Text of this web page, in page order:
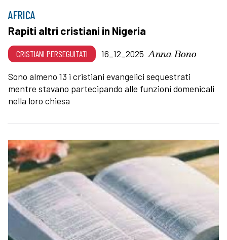
AFRICA
Rapiti altri cristiani in Nigeria
CRISTIANI PERSEGUITATI 16_12_2025 Anna Bono
Sono almeno 13 i cristiani evangelici sequestrati
mentre stavano partecipando alle funzioni domenicali
nella loro chiesa